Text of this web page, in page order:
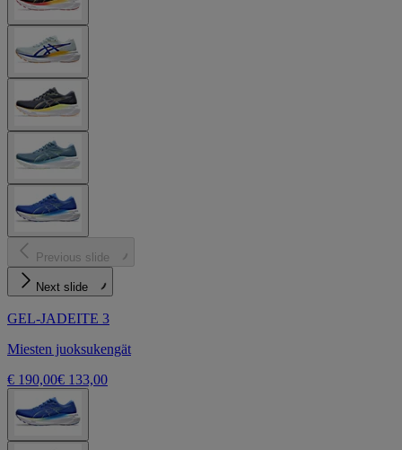
Previous slide
Next slide
GEL-JADEITE 3
Miesten juoksukengät
€ 190,00€ 133,00